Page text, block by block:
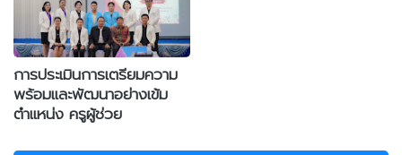
การประเมินการเตรียมความ
พร้อมและพัฒนาอย่างเข้ม
ตำแหน่ง ครูผู้ช่วย